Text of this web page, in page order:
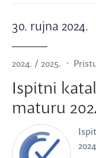
30. rujna 2024.
2024. / 2025.
Ispitni
maturu